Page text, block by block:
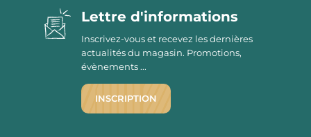
Lettre d'informations
Inscrivez-vous et recevez les dernières
actualités du magasin. Promotions,
évènements ...
INSCRIPTION